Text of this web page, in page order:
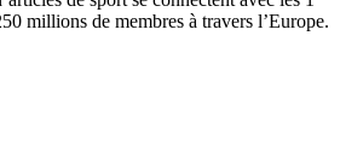
millions de membres à travers l’Europe.